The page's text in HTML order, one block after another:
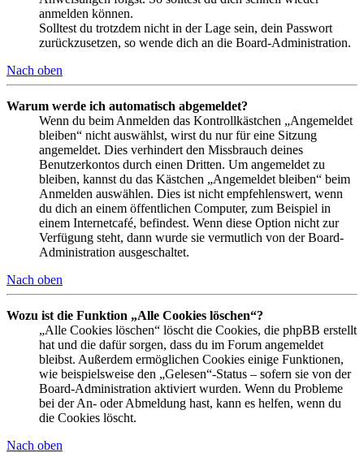
anmelden können.
Solltest du trotzdem nicht in der Lage sein, dein Passwort
zurückzusetzen, so wende dich an die Board-Administration.
Nach oben
Warum werde ich automatisch abgemeldet?
Wenn du beim Anmelden das Kontrollkästchen „Angemeldet
bleiben“ nicht auswählst, wirst du nur für eine Sitzung
angemeldet. Dies verhindert den Missbrauch deines
Benutzerkontos durch einen Dritten. Um angemeldet zu
bleiben, kannst du das Kästchen „Angemeldet bleiben“ beim
Anmelden auswählen. Dies ist nicht empfehlenswert, wenn
du dich an einem öffentlichen Computer, zum Beispiel in
einem Internetcafé, befindest. Wenn diese Option nicht zur
Verfügung steht, dann wurde sie vermutlich von der Board-
Administration ausgeschaltet.
Nach oben
Wozu ist die Funktion „Alle Cookies löschen“?
„Alle Cookies löschen“ löscht die Cookies, die phpBB erstellt
hat und die dafür sorgen, dass du im Forum angemeldet
bleibst. Außerdem ermöglichen Cookies einige Funktionen,
wie beispielsweise den „Gelesen“-Status – sofern sie von der
Board-Administration aktiviert wurden. Wenn du Probleme
bei der An- oder Abmeldung hast, kann es helfen, wenn du
die Cookies löscht.
Nach oben